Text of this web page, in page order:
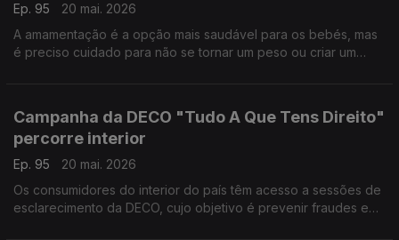
Ep. 95
20 mai. 2026
A amamentação é a opção mais saudável para os bebés, mas
é preciso cuidado para não se tornar um peso ou criar um
Campanha da DECO "Tudo A Que Tens Direito"
percorre interior
Ep. 95
20 mai. 2026
Os consumidores do interior do país têm acesso a sessões de
esclarecimento da DECO, cujo objetivo é prevenir fraudes e